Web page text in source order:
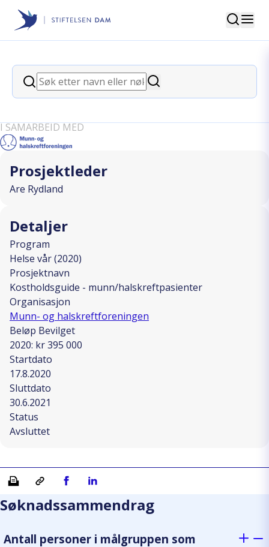
Stiftelsen Dam
Søk
Søk
Søk
back
Kostholdsguide -
I SAMARBEID MED
Prosjektleder
Are Rydland
Detaljer
Program
Helse vår (2020)
Prosjektnavn
Kostholdsguide - munn/halskreftpasienter
Organisasjon
Munn- og halskreftforeningen
Beløp Bevilget
2020: kr 395 000
Startdato
17.8.2020
Sluttdato
30.6.2021
Status
Avsluttet
Skriv ut Kopiera länkDel på Facebook
Del på Linkedin
Søknadssammendrag
Antall personer i målgruppen som